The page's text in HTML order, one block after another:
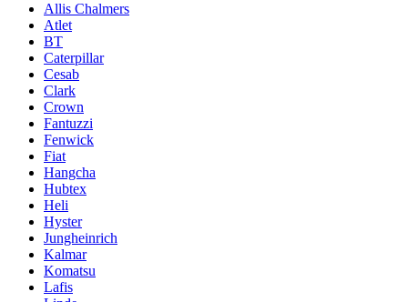
Allis Chalmers
Atlet
BT
Caterpillar
Cesab
Clark
Crown
Fantuzzi
Fenwick
Fiat
Hangcha
Hubtex
Heli
Hyster
Jungheinrich
Kalmar
Komatsu
Lafis